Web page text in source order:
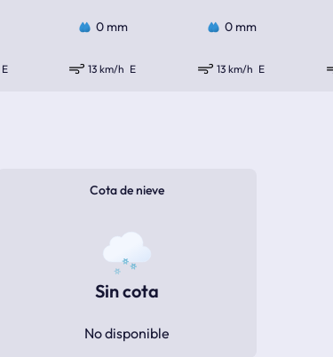
0 mm 0 mm
E 13 km/h E 13 km/h E
Cota de nieve
Sin cota
No disponible